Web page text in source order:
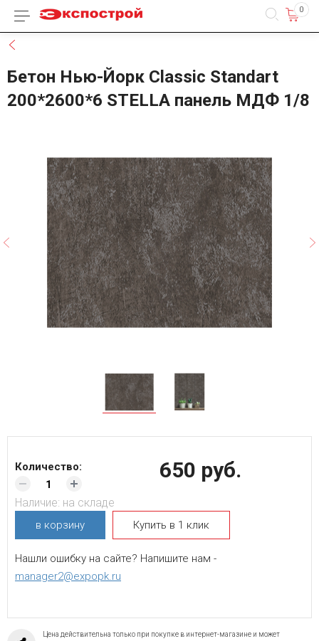
Каталог товаров 0
Бетон Нью-Йорк Classic Standart
200*2600*6 STELLA панель МДФ 1/8
650 руб.
Количество:
Наличие: на складе
в корзину Купить в 1 клик
Нашли ошибку на сайте? Напишите нам -
manager2@expopk.ru
Цена действительна только при покупке в интернет-магазине и может